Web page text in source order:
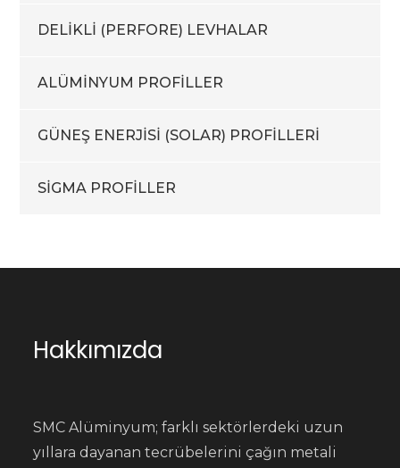
DELİKLİ (PERFORE) LEVHALAR
ALÜMİNYUM PROFİLLER
GÜNEŞ ENERJİSİ (SOLAR) PROFİLLERİ
SİGMA PROFİLLER
Hakkımızda
SMC Alüminyum; farklı sektörlerdeki uzun
yıllara dayanan tecrübelerini çağın metali